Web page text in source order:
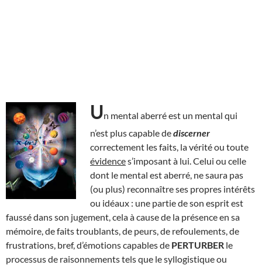
Un mental aberré est un mental qui
n’est plus capable dediscerner
correctement les faits, la vérité ou toute
évidences’imposant à lui. Celui ou celle
dont le mental est aberré, ne saura pas
(ou plus) reconnaître ses propres intérêts
ou idéaux : une partie de son esprit est
faussé dans son jugement, cela à cause de la présence en sa
mémoire, de faits troublants, de peurs, de refoulements, de
frustrations, bref, d’émotions capables de PERTURBER le
processus de raisonnements tels que le syllogistique ou